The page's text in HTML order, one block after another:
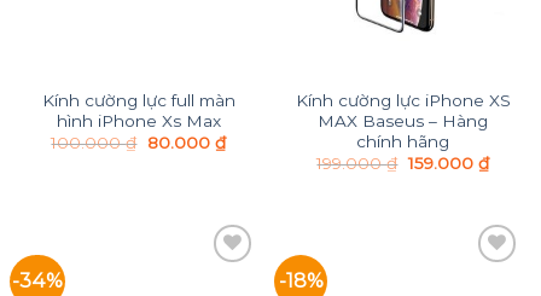
Kính cường lực full màn
hình iPhone Xs Max
100.000₫ 80.000 ₫
Kính cường lực iPhone XS
MAX Baseus – Hàng
chính hãng
199.000₫ 159.000 ₫
-34% -18%